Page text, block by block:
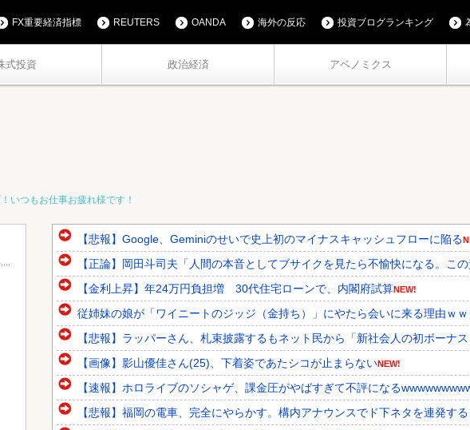
式投資 政治経済 アベノミクス
FX重要経済指標 REUTERS OANDA 海外の反応 投資ブログランキング
いつもお仕事お疲れ様です！
【悲報】Google、Geminiのせいで史上初のマイナスキャッシュフローに陥る
【正論】岡田斗司夫「人間の本音としてブサイクを見たら不愉快になる。この
【金利上昇】年24万円負担増 30代住宅ローンで、内閣府試算NEW!
従姉妹の娘が「ワイニートのジッジ（金持ち）」にやたら会いに来る理由ｗｗ
【悲報】ラッパーさん、札束披露するもネット民から「新社会人の初ボーナス
【画像】影山優佳さん(25)、下着姿であたシコが止まらないNEW!
【速報】ホロライブのソシャゲ、課金圧がやばすぎて不評になる
【悲報】福岡の電車、完全にやらかす。構内アナウンスでド下ネタを連発す